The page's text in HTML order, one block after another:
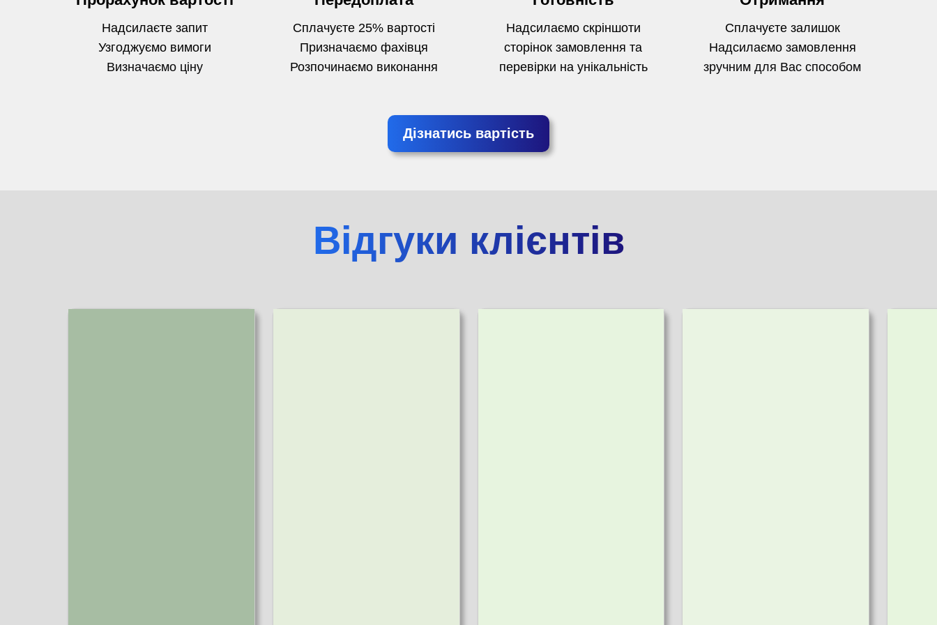
Надсилаєте запит
Узгоджуємо вимоги
Визначаємо ціну
Сплачуєте 25% вартості
Призначаємо фахівця
Розпочинаємо виконання
Надсилаємо скріншоти
сторінок замовлення та
перевірки на унікальність
Сплачуєте залишок
Надсилаємо замовлення
зручним для Вас способом
Дізнатись вартість
Відгуки клієнтів